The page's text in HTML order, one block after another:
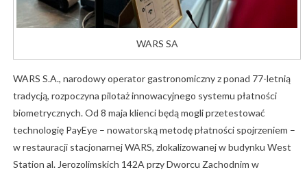
WARS SA
WARS S.A., narodowy operator gastronomiczny z ponad 77-letnią
tradycją, rozpoczyna pilotaż innowacyjnego systemu płatności
biometrycznych. Od 8 maja klienci będą mogli przetestować
technologię PayEye – nowatorską metodę płatności spojrzeniem –
w restauracji stacjonarnej WARS, zlokalizowanej w budynku West
Station al. Jerozolimskich 142A przy Dworcu Zachodnim w